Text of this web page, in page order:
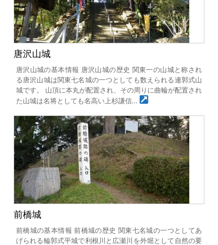
唐沢山城
唐沢山城の基本情報 唐沢山城の歴史 関東一の山城と称され
る唐沢山城は関東七名城の一つとしても数えられる連郭式山
城です。 山頂に本丸が配置され、その周りに曲輪が配置され
た山城は名将としても名高い上杉謙信…
前橋城
前橋城の基本情報 前橋城の歴史 関東七名城の一つとしてあ
げられる輪郭式平城で利根川と広瀬川を外堀として自然の要